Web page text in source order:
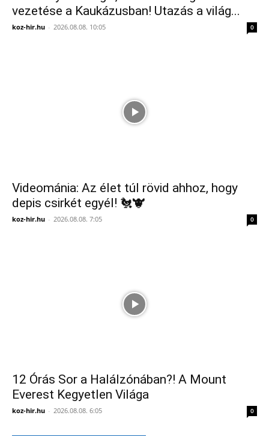
vezetése a Kaukázusban! Utazás a világ...
koz-hir.hu - 2026.08.08. 10:05 0
Videománia: Az élet túl rövid ahhoz, hogy
depis csirkét egyél! 🐔🐮
koz-hir.hu - 2026.08.08. 7:05 0
12 Órás Sor a Halálzónában?! A Mount
Everest Kegyetlen Világa
koz-hir.hu - 2026.08.08. 6:05 0